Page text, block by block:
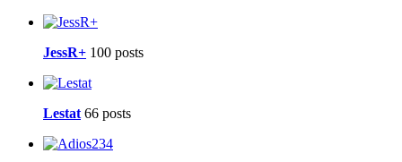
JessR+ 100 posts
Lestat 66 posts